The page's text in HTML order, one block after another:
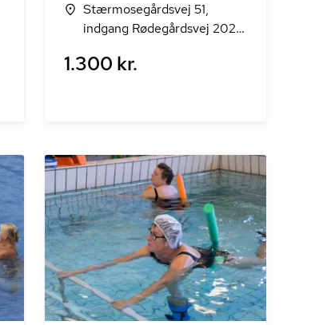
Stærmosegårdsvej 51,
indgang Rødegårdsvej 202,
1.300 kr.